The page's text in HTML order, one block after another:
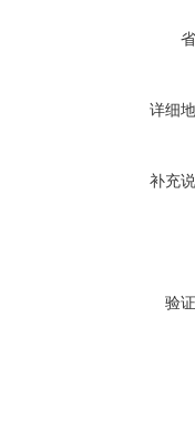
详细
补充
验